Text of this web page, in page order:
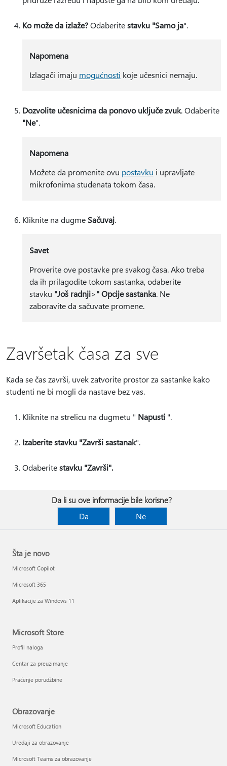
Ko može da izlaže?Odaberitestavku "Samo ja".
Napomena
Izlagači imaju mogućnosti koje učesnici nemaju.
Dozvolite učesnicima da ponovo uključe zvuk. Odaberite
"Ne".
Napomena
Možete da promenite ovu postavku i upravljate
mikrofonima studenata tokom časa.
Kliknite na dugme Sačuvaj.
Savet
Proverite ove postavke pre svakog časa. Ako treba
da ih prilagodite tokom sastanka, odaberite
stavku "Još radnji>" Opcije sastanka. Ne
zaboravite da sačuvate promene.
Završetak časa za sve
Kada se čas završi, uvek zatvorite prostor za sastanke kako
studenti ne bi mogli da nastave bez vas.
Kliknite na strelicu na dugmetu " Napusti ".
Izaberite stavku "Završi sastanak".
Odaberitestavku "Završi".
Da li su ove informacije bile korisne?
Da
Ne
Šta je novo
Microsoft Copilot
Microsoft 365
Aplikacije za Windows 11
Microsoft Store
Profil naloga
Centar za preuzimanje
Praćenje porudžbine
Obrazovanje
Microsoft Education
Uređaji za obrazovanje
Microsoft Teams za obrazovanje